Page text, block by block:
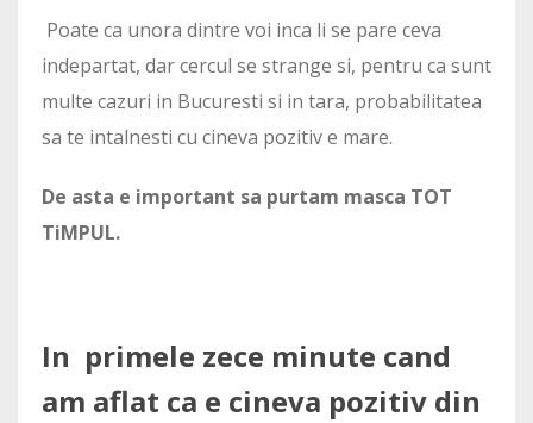
Poate ca unora dintre voi inca li se pare ceva
indepartat, dar cercul se strange si, pentru ca sunt
multe cazuri in Bucuresti si in tara, probabilitatea
sa te intalnesti cu cineva pozitiv e mare.
De asta e important sa purtam masca TOT
TiMPUL.
In primele zece minute cand
am aflat ca e cineva pozitiv din